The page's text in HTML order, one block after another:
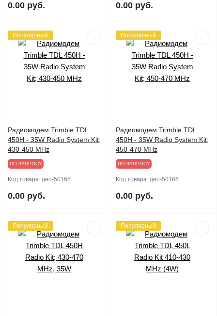
0.00 руб. 0.00 руб.
Популярный
Радиомодем Trimble TDL
450H - 35W Radio System Kit;
430-450 MHz
ПО ЗАПРОСУ
Код товара: geo-50165
0.00 руб.
Популярный
Радиомодем Trimble TDL
450H - 35W Radio System Kit;
450-470 MHz
ПО ЗАПРОСУ
Код товара: geo-50166
0.00 руб.
Популярный Популярный